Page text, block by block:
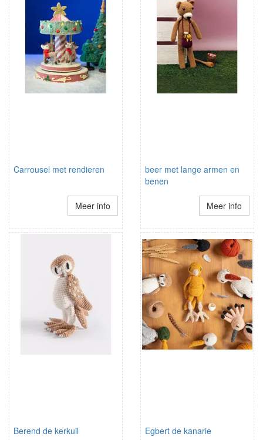
Carrousel met rendieren
Meer info
beer met lange armen en
benen
Meer info
Berend de kerkuil Egbert de kanarie